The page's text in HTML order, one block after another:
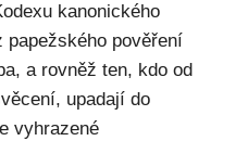
kanonického
papežského pověření
a rovněž ten, kdo od
upadají do
vyhrazené